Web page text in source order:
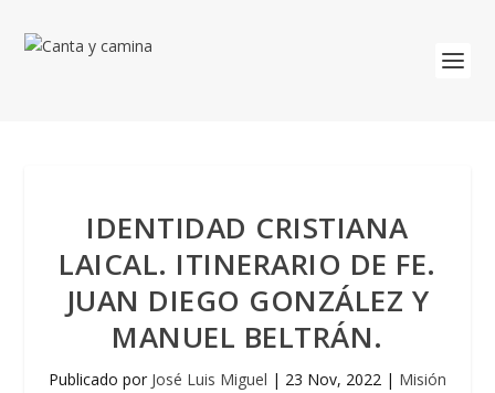
IDENTIDAD CRISTIANA
LAICAL. ITINERARIO DE FE.
JUAN DIEGO GONZÁLEZ Y
MANUEL BELTRÁN.
Publicado por José Luis Miguel | 23 Nov, 2022 | Misión